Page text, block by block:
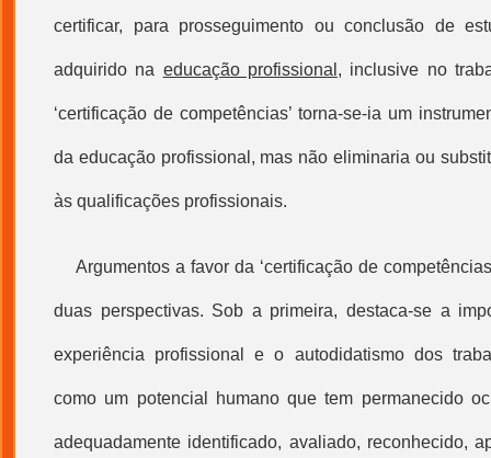
certificar, para prosseguimento ou conclusão de
adquirido na educação profissional , inclusive no
‘certificação de competências’ torna-se-ia um
da educação profissional , mas não eliminaria ou
às qualificações profissionais.
Argumentos a favor da ‘certificação de competências
duas perspectivas. Sob a primeira, destaca-se a
experiência profissional e o autodidatismo dos
como um potencial humano que tem permanecido
adequadamente identificado, avaliado, reconhecido,